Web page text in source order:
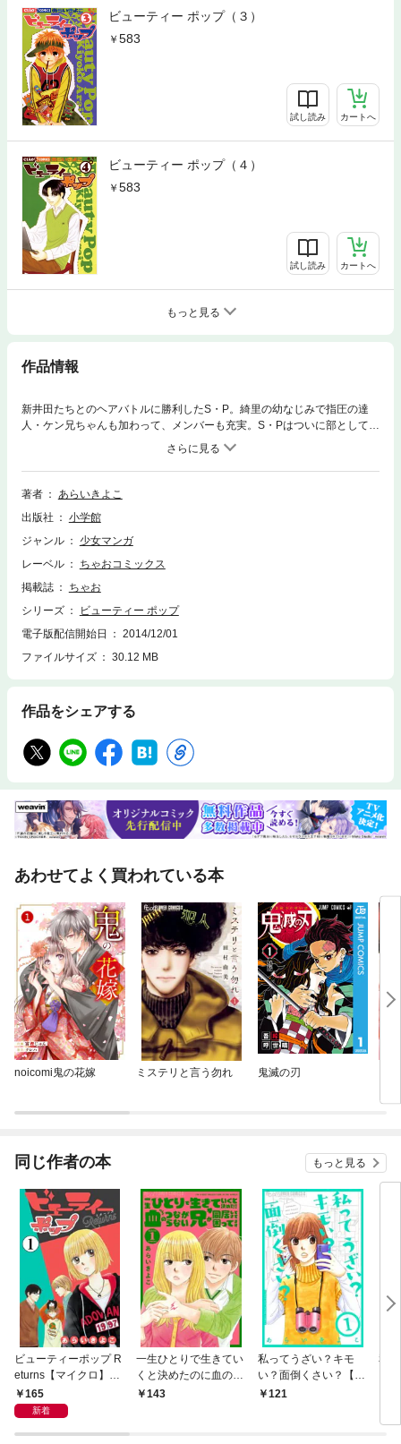
ビューティー ポップ（３）
583
試し読み カートへ
ビューティー ポップ（４）
583
試し読み カートへ
もっと見る
作品情報
新井田たちとのヘアバトルに勝利したS・P。綺里の幼なじみで指圧の達
人・ケン兄ちゃんも加わって、メンバーも充実。S・Pはついに部として認
められ、これからは学校の外にも活動の場を広げることに。そんな時、鳴
海の父と綺里の父に因縁があったことを知って…！？
著者
あらいきよこ
出版社
小学館
ジャンル
少女マンガ
レーベル
ちゃおコミックス
掲載誌
ちゃお
シリーズ
ビューティー ポップ
電子版配信開始日
2014/12/01
ファイルサイズ
30.12 MB
作品をシェアする
あわせてよく買われている本
noicomi鬼の花嫁 ミステリと言う勿れ 鬼滅の刃
同じ作者の本 もっと見る
ビューティーポップ R
eturns【マイクロ】
（１）
165
新着
一生ひとりで生きてい
くと決めたのに血のつ
ながらない兄が同居し
143
私ってうざい？キモ
い？面倒くさい？【マ
イクロ】（１）
121
私